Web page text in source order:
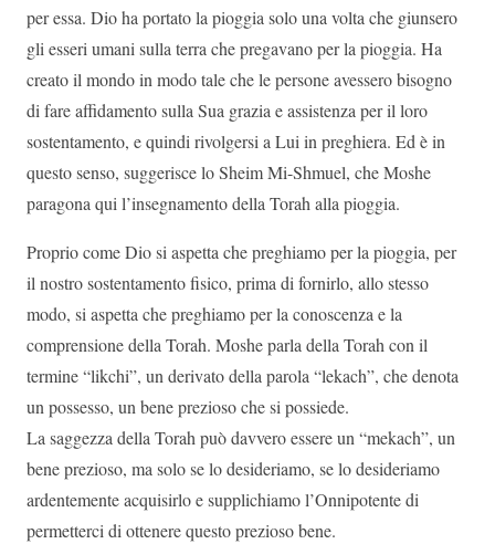
per essa. Dio ha portato la pioggia solo una volta che giunsero
gli esseri umani sulla terra che pregavano per la pioggia. Ha
creato il mondo in modo tale che le persone avessero bisogno
di fare affidamento sulla Sua grazia e assistenza per il loro
sostentamento, e quindi rivolgersi a Lui in preghiera. Ed è in
questo senso, suggerisce lo Sheim Mi-Shmuel, che Moshe
paragona qui l’insegnamento della Torah alla pioggia.
Proprio come Dio si aspetta che preghiamo per la pioggia, per
il nostro sostentamento fisico, prima di fornirlo, allo stesso
modo, si aspetta che preghiamo per la conoscenza e la
comprensione della Torah. Moshe parla della Torah con il
termine “likchi”, un derivato della parola “lekach”, che denota
un possesso, un bene prezioso che si possiede.
La saggezza della Torah può davvero essere un “mekach”, un
bene prezioso, ma solo se lo desideriamo, se lo desideriamo
ardentemente acquisirlo e supplichiamo l’Onnipotente di
permetterci di ottenere questo prezioso bene.